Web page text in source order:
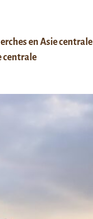
en Asie centrale
centrale